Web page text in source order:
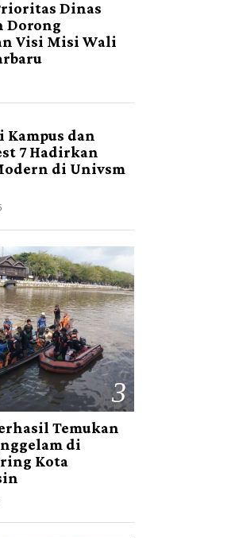
Dinas
Dorong
Visi Misi Wali
2
Kampus dan
7 Hadirkan
di Univsm
3
Temukan
di
Kota